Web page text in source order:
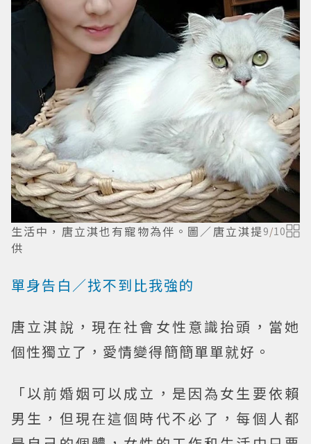
生活中，唐立淇也有寵物為伴。圖／唐立淇提
供
9/10
單身告白／找不到比我強的
唐立淇說，現在社會女性意識抬頭，當她
個性獨立了，愛情變得簡簡單單就好。
「以前婚姻可以成立，是因為女生要依賴
男生，但現在這個時代不必了，每個人都